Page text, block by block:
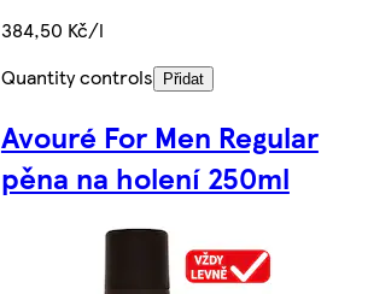
384,50 Kč/l
Quantity controls
Přidat
Avouré For Men Regular
pěna na holení 250ml